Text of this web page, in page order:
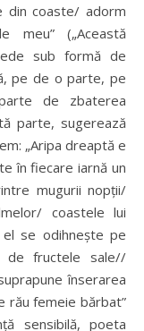
din coaste/ adorm
meu” („Această
sub formă de
pe de o parte, pe
de zbaterea
parte, sugerează
„Aripa dreaptă e
în fiecare iarnă un
mugurii nopții/
coastele lui
se odihnește pe
de fructele sale//
înserarea
rău femeie bărbat”
sensibilă, poeta